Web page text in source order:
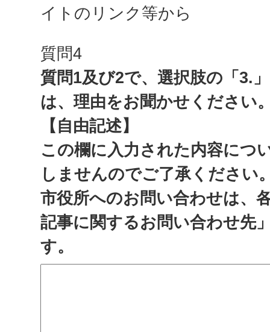
イトのリンク等から
質問4
質問1及び2で、選択肢の「3.
は、理由をお聞かせください
【自由記述】
この欄に入力された内容につ
しませんのでご了承ください
市役所へのお問い合わせは、
記事に関するお問い合わせ先
す。